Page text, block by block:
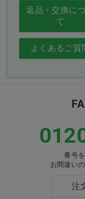
返品・交換に
て
よくあるご質
番号
お間違い
注